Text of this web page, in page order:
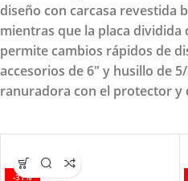
diseño con carcasa revestida
mientras que la placa dividida
permite cambios rápidos de
accesorios de 6″ y husillo de
ranuradora con el protector y
-31%